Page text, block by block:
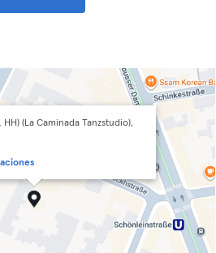
HH) (La Caminada Tanzstudio),